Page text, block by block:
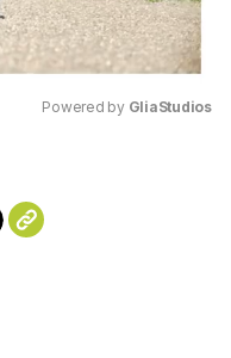
Powered by GliaStudios